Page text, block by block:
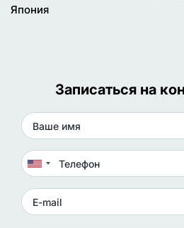
Япония
Записаться на